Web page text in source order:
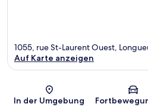
Karte
1055, rue St-Laurent Ouest,
Auf Karte anzeigen
In der Umgebung